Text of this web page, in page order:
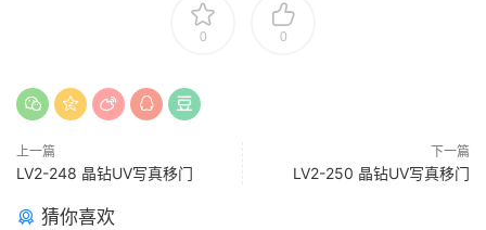
0 0
上一篇
LV2-248 晶钻UV写真移门
下一篇
LV2-250 晶钻UV写真移门
猜你喜欢